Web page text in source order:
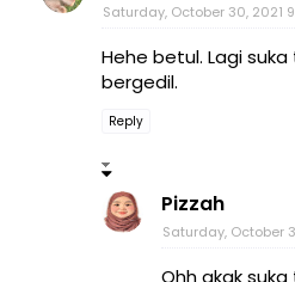
Saturday, October 30, 2021
Hehe betul. Lagi
bergedil.
Reply
Pizzah
Saturday, October
Ohh akak